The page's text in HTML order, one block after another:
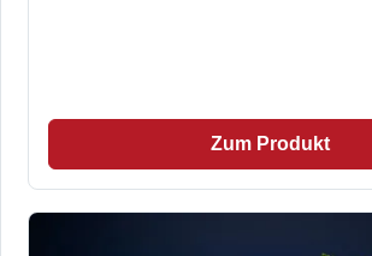
Zum Produkt